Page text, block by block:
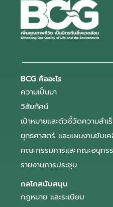
BCG คืออะไร
ความเป็นมา
วิสัยทัศน์
เป้าหมายและตัวชี้วัดความสำเ
ยุทธศาสตร์ และแผนงานขับเ
คณะกรรมการและคณะอนุกร
รายงานการประชุม
กลไกสนับสนุน
กฎหมาย และระเบียบ